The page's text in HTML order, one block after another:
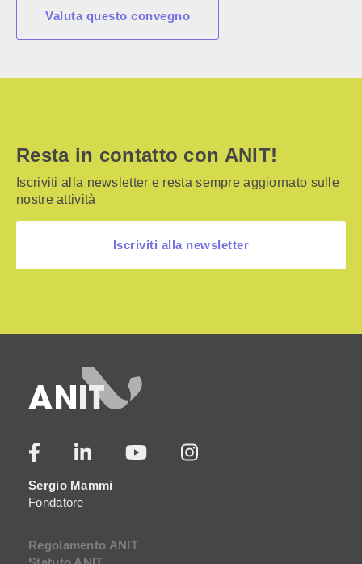
Valuta questo convegno
Resta in contatto con ANIT!
Iscriviti alla newsletter e resta sempre aggiornato sulle
nostre attività
Iscriviti alla newsletter
Sergio Mammi
Fondatore
Regolamento ANIT